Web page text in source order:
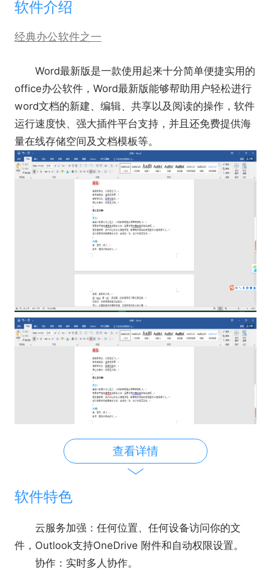
软件介绍
经典办公软件之一
Word最新版是一款使用起来十分简单便捷实用的
office办公软件，Word最新版能够帮助用户轻松进行
word文档的新建、编辑、共享以及阅读的操作，软件
运行速度快、强大插件平台支持，并且还免费提供海
量在线存储空间及文档模板等。
查看详情
软件特色
云服务加强：任何位置、任何设备访问你的文
件，Outlook支持OneDrive 附件和自动权限设置。
协作：实时多人协作。